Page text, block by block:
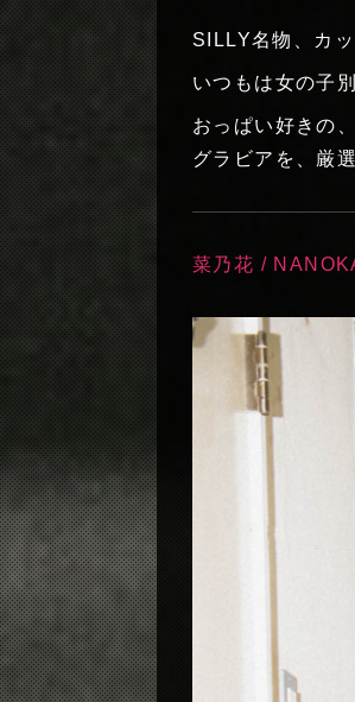
SILLY名物、カ
いつもは女の子
おっぱい好きの
グラビアを、厳
菜乃花 /